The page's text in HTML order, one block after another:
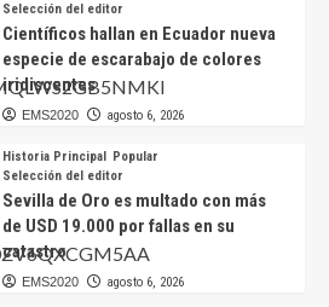
Selección del editor
Científicos hallan en Ecuador nueva
especie de escarabajo de colores
iridiscentes
EMS2020 agosto 6, 2026
Historia Principal
Popular
Selección del editor
Sevilla de Oro es multado con más
de USD 19.000 por fallas en su
catastro
EMS2020 agosto 6, 2026